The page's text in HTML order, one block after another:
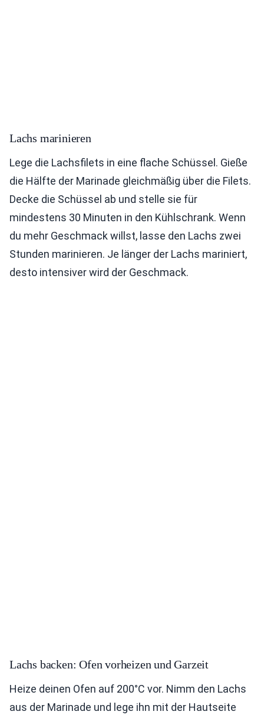
Lachs marinieren
Lege die Lachsfilets in eine flache Schüssel. Gieße
die Hälfte der Marinade gleichmäßig über die Filets.
Decke die Schüssel ab und stelle sie für
mindestens 30 Minuten in den Kühlschrank. Wenn
du mehr Geschmack willst, lasse den Lachs zwei
Stunden marinieren. Je länger der Lachs mariniert,
desto intensiver wird der Geschmack.
Lachs backen: Ofen vorheizen und Garzeit
Heize deinen Ofen auf 200°C vor. Nimm den Lachs
aus der Marinade und lege ihn mit der Hautseite